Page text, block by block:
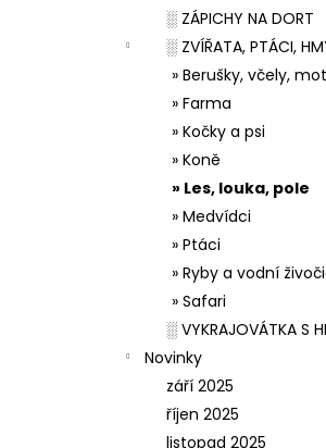
░ ZÁPICHY NA DORT
░ ZVÍŘATA, PTÁCI,
» Berušky, včely,
» Farma
» Kočky a psi
» Koně
» Les, louka, pole
» Medvídci
» Ptáci
» Ryby a vodní
» Safari
░ VYKRAJOVÁTKA S
Novinky
září 2025
říjen 2025
listopad 2025